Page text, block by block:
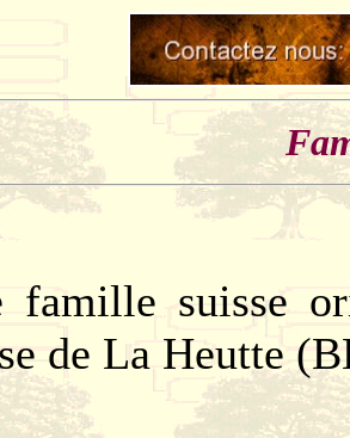
famille suisse
de La Heutte